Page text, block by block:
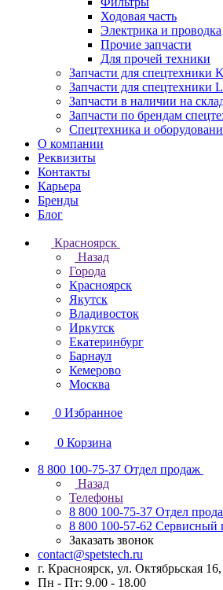
Ходовая часть
Электрика и проводка
Прочие запчасти
Для прочей техники
Запчасти для спецтехники
Запчасти для спецтехники
Запчасти в наличии на
Запчасти по брендам
Спецтехника и
О компании
Реквизиты
Контакты
Карьера
Бренды
Блог
Красноярск
Назад
Города
Красноярск
Якутск
Владивосток
Иркутск
Екатеринбург
Барнаул
Кемерово
Москва
0 Избранное
0 Корзина
8 800 100-75-37 Отдел продаж
Назад
Телефоны
8 800 100-75-37 Отдел
8 800 100-57-62 Сервисный
Заказать звонок
contact@spetstech.ru
г. Красноярск, ул. Октябрьская
Пн - Пт: 9.00 - 18.00